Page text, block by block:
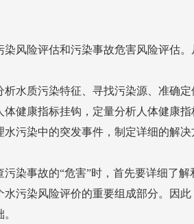
风险评估和污染事故危害风险评估
水质污染特征、寻找污染源、准确
健康指标挂钩，定量分析人体健康
污染中的突发事件，制定详细的解决
染事故的“危害”时，首先要详细了
污染风险评价的重要组成部分。因